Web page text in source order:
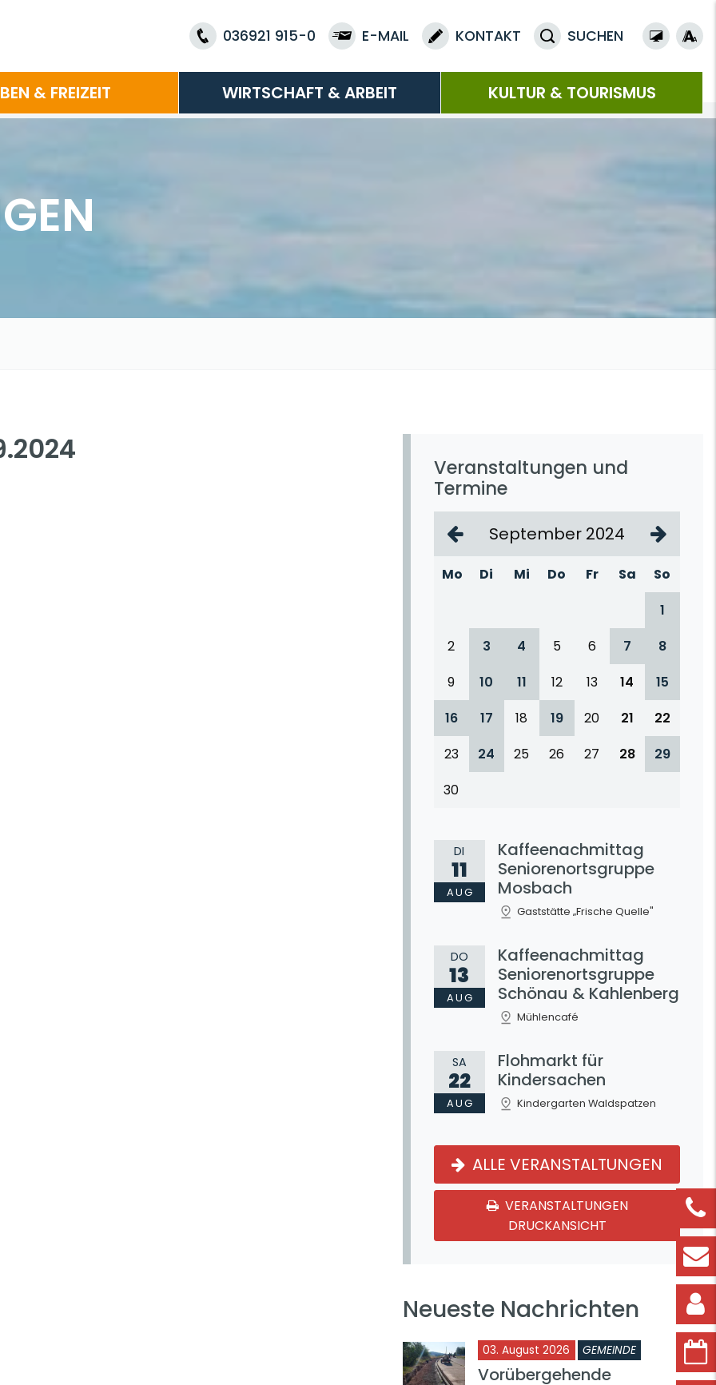
036921 915-0 E-MAIL KONTAKT SUCHEN
& FREIZEIT WIRTSCHAFT & ARBEIT KULTUR & TOURISMUS
Veranstaltungen und
Termine
September 2024
Mo Di Mi Do Fr Sa
So
1
2
3 4 5 6 7
8
9
10 11 12 13 14
15
16
17 18 19 20 21
22
23
24 25 26 27 28
29
30
DI
11
AUG
Kaffeenachmittag
Seniorenortsgruppe
Mosbach
Gaststätte „Frische Quelle"
DO
13
AUG
Kaffeenachmittag
Seniorenortsgruppe
Schönau & Kahlenberg
Mühlencafé
SA
22
AUG
Flohmarkt für
Kindersachen
Kindergarten Waldspatzen
ALLE VERANSTALTUNGEN
VERANSTALTUNGEN
DRUCKANSICHT
Neueste Nachrichten
03. August 2026 GEMEINDE
Vorübergehende